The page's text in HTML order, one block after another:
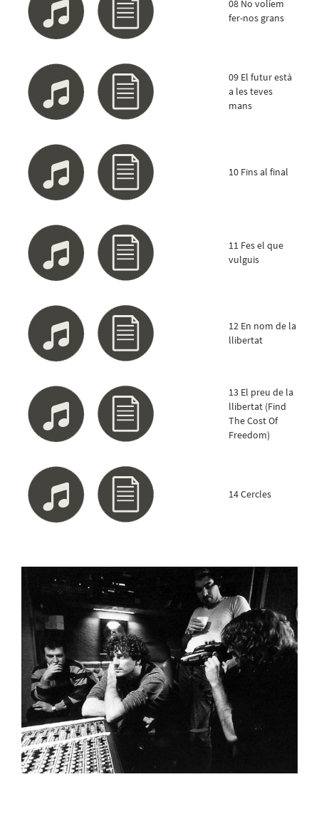
08 No volíem
fer-nos grans
09 El futur està
a les teves
mans
10 Fins al final
11 Fes el que
vulguis
12 En nom de la
llibertat
13 El preu de la
llibertat (Find
The Cost Of
Freedom)
14 Cercles